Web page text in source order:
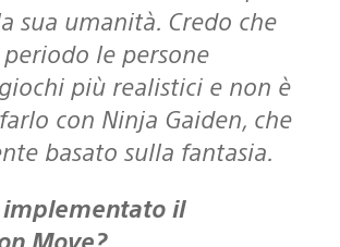
sua umanità. Credo che
le persone
più realistici e non è
con Ninja Gaiden, che
basato sulla fantasia.
Move?